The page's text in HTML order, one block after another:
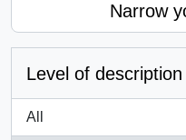
Narrow
Level of description
All